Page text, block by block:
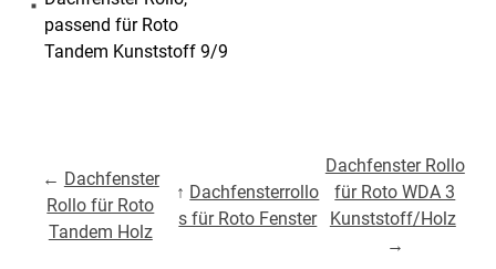
passend für Roto
Tandem Kunststoff 9/9
← Dachfenster
Rollo für Roto
Tandem Holz
↑ Dachfensterrollo
s für Roto Fenster
Dachfenster Rollo
für Roto WDA 3
Kunststoff/Holz
→